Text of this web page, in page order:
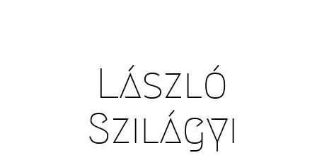
László
Szilágyi